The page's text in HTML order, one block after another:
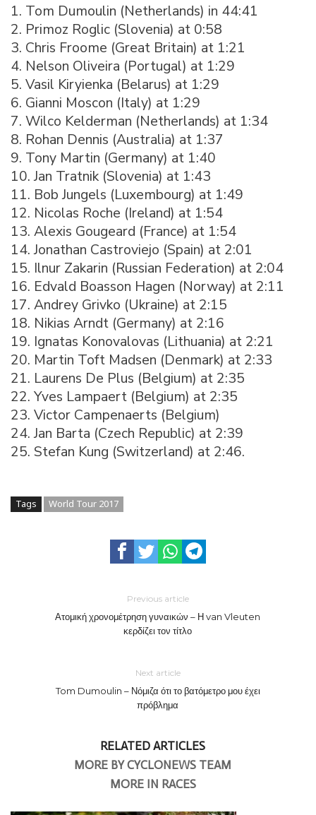
1. Tom Dumoulin (Netherlands) in 44:41
2. Primoz Roglic (Slovenia) at 0:58
3. Chris Froome (Great Britain) at 1:21
4. Nelson Oliveira (Portugal) at 1:29
5. Vasil Kiryienka (Belarus) at 1:29
6. Gianni Moscon (Italy) at 1:29
7. Wilco Kelderman (Netherlands) at 1:34
8. Rohan Dennis (Australia) at 1:37
9. Tony Martin (Germany) at 1:40
10. Jan Tratnik (Slovenia) at 1:43
11. Bob Jungels (Luxembourg) at 1:49
12. Nicolas Roche (Ireland) at 1:54
13. Alexis Gougeard (France) at 1:54
14. Jonathan Castroviejo (Spain) at 2:01
15. Ilnur Zakarin (Russian Federation) at 2:04
16. Edvald Boasson Hagen (Norway) at 2:11
17. Andrey Grivko (Ukraine) at 2:15
18. Nikias Arndt (Germany) at 2:16
19. Ignatas Konovalovas (Lithuania) at 2:21
20. Martin Toft Madsen (Denmark) at 2:33
21. Laurens De Plus (Belgium) at 2:35
22. Yves Lampaert (Belgium) at 2:35
23. Victor Campenaerts (Belgium)
24. Jan Barta (Czech Republic) at 2:39
25. Stefan Kung (Switzerland) at 2:46.
Tags World Tour 2017
Previous article
Ατομική χρονομέτρηση γυναικών – Η van Vleuten
κερδίζει τον τίτλο
Next article
Tom Dumoulin – Νόμιζα ότι το βατόμετρο μου έχει
πρόβλημα
RELATED ARTICLES
MORE BY CYCLONEWS TEAM
MORE IN RACES